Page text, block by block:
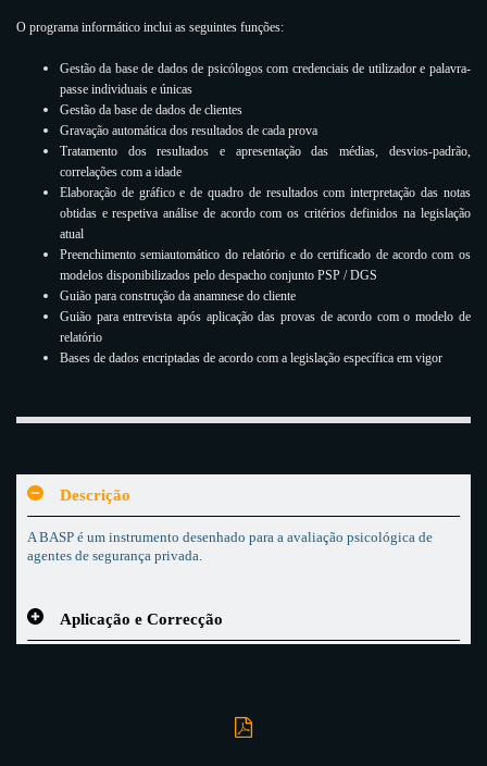
O programa informático inclui as seguintes funções:
Gestão da base de dados de psicólogos com credenciais de utilizador e palavra-
passe individuais e únicas
Gestão da base de dados de clientes
Gravação automática dos resultados de cada prova
Tratamento dos resultados e apresentação das médias, desvios-padrão,
correlações com a idade
Elaboração de gráfico e de quadro de resultados com interpretação das notas
obtidas e respetiva análise de acordo com os critérios definidos na legislação
atual
Preenchimento semiautomático do relatório e do certificado de acordo com os
modelos disponibilizados pelo despacho conjunto PSP / DGS
Guião para construção da anamnese do cliente
Guião para entrevista após aplicação das provas de acordo com o modelo de
relatório
Bases de dados encriptadas de acordo com a legislação específica em vigor
Descrição
A BASP é um instrumento desenhado para a avaliação psicológica de
agentes de segurança privada.
Aplicação e Correcção